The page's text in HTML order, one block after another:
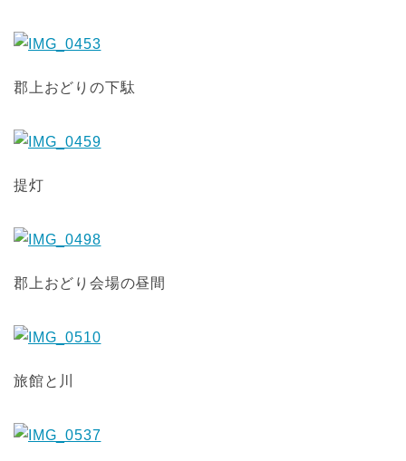
郡上おどりの下駄
提灯
郡上おどり会場の昼間
旅館と川